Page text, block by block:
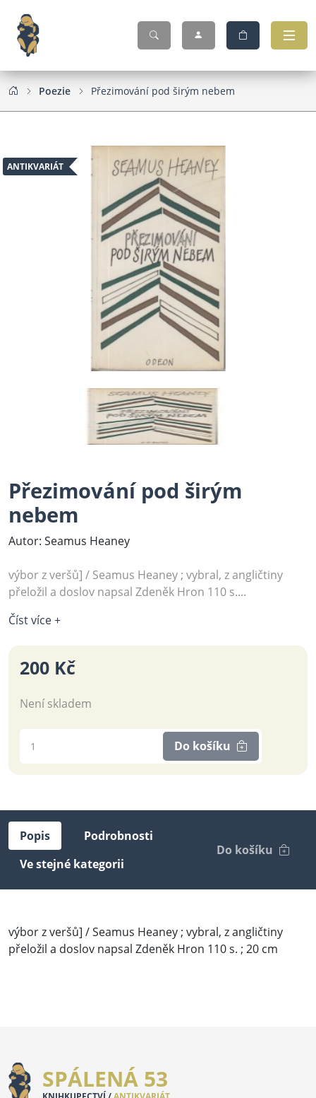
Poezie Přezimování pod širým nebem
ANTIKVARIÁT
Přezimování pod širým
nebem
Autor: Seamus Heaney
výbor z veršů] / Seamus Heaney ; vybral, z angličtiny
přeložil a doslov napsal Zdeněk Hron 110 s....
Číst více +
200 Kč
Není skladem
Do košíku
Popis
Podrobnosti
Ve stejné kategorii
Do košíku
výbor z veršů] / Seamus Heaney ; vybral, z angličtiny
přeložil a doslov napsal Zdeněk Hron 110 s. ; 20 cm
SPÁLENÁ 53